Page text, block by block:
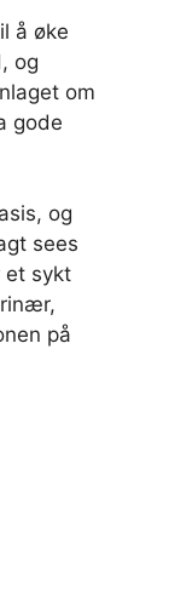
å øke
og
om
gode
og
sees
et sykt
på